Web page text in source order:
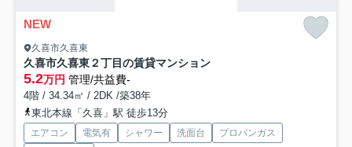
NEW
久喜市久喜東
久喜市久喜東２丁目の賃貸マンション
5.2万円 管理/共益費-
4階 / 34.34㎡ / 2DK /築38年
東北本線「久喜」駅 徒歩13分
エアコン 電気有 シャワー 洗面台
プロパンガス